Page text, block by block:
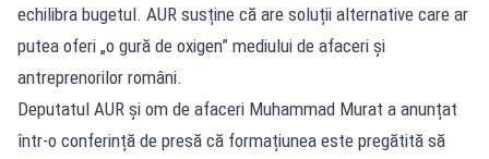
echilibra bugetul. AUR susține că are soluții alternative care ar
putea oferi „o gură de oxigen” mediului de afaceri și
antreprenorilor români.
Deputatul AUR și om de afaceri Muhammad Murat a anunțat
într-o conferință de presă că formațiunea este pregătită să